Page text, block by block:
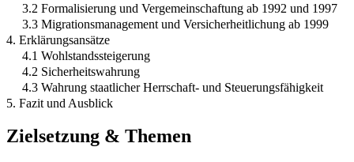
3.2 Formalisierung und Vergemeinschaftung ab 1992 und 1997
3.3 Migrationsmanagement und Versicherheitlichung ab 1999
4. Erklärungsansätze
4.1 Wohlstandssteigerung
4.2 Sicherheitswahrung
4.3 Wahrung staatlicher Herrschaft- und Steuerungsfähigkeit
5. Fazit und Ausblick
Zielsetzung & Themen